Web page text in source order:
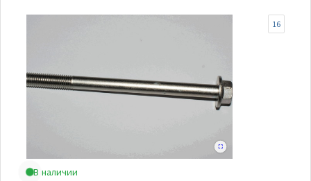
В наличии
16